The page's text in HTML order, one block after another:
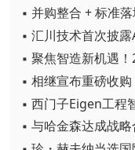
▪ 并购整合 + 标准